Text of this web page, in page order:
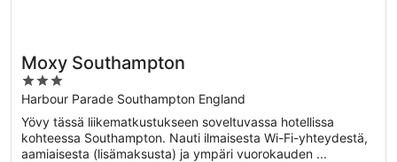
Moxy Southampton
3
out
of
5
Harbour Parade Southampton England
Yövy tässä liikematkustukseen soveltuvassa hotellissa
kohteessa Southampton. Nauti ilmaisesta Wi-Fi-yhteydestä,
aamiaisesta (lisämaksusta) ja ympäri vuorokauden ...